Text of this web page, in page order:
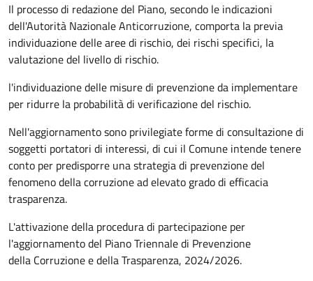
Il processo di redazione del Piano, secondo le indicazioni
dell'Autorità Nazionale Anticorruzione, comporta la previa
individuazione delle aree di rischio, dei rischi specifici, la
valutazione del livello di rischio.
l'individuazione delle misure di prevenzione da implementare
per ridurre la probabilità di verificazione del rischio.
Nell'aggiornamento sono privilegiate forme di consultazione di
soggetti portatori di interessi, di cui il Comune intende tenere
conto per predisporre una strategia di prevenzione del
fenomeno della corruzione ad elevato grado di efficacia
trasparenza.
L'attivazione della procedura di partecipazione per
l'aggiornamento del Piano Triennale di Prevenzione
della Corruzione e della Trasparenza, 2024/2026.